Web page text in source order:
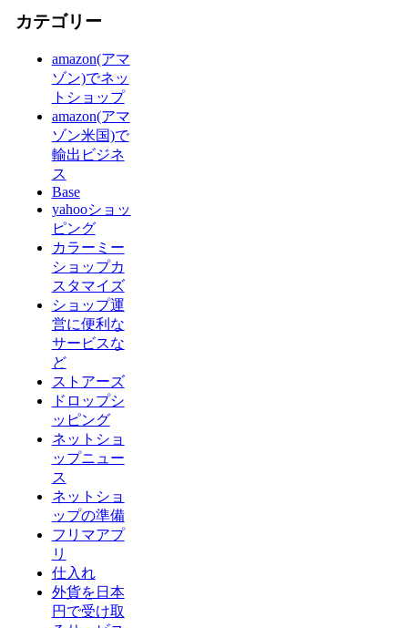
カテゴリー
amazon(アマ
ゾン)でネッ
トショップ
amazon(アマ
ゾン米国)で
輸出ビジネ
ス
Base
yahooショッ
ピング
カラーミー
ショップカ
スタマイズ
ショップ運
営に便利な
サービスな
ど
ストアーズ
ドロップシ
ッピング
ネットショ
ップニュー
ス
ネットショ
ップの準備
フリマアプ
リ
仕入れ
外貨を日本
円で受け取